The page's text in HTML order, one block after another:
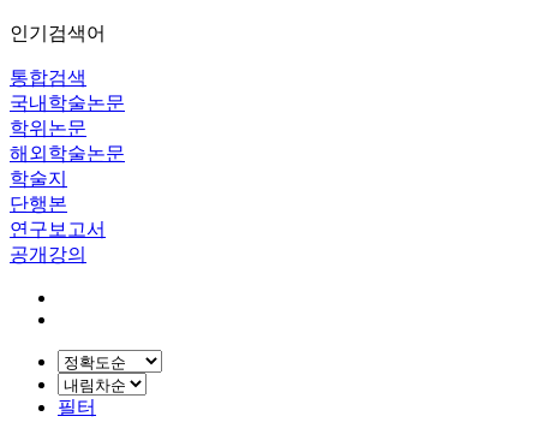
인기검색어
통합검색
국내학술논문
학위논문
해외학술논문
학술지
단행본
연구보고서
공개강의
필터